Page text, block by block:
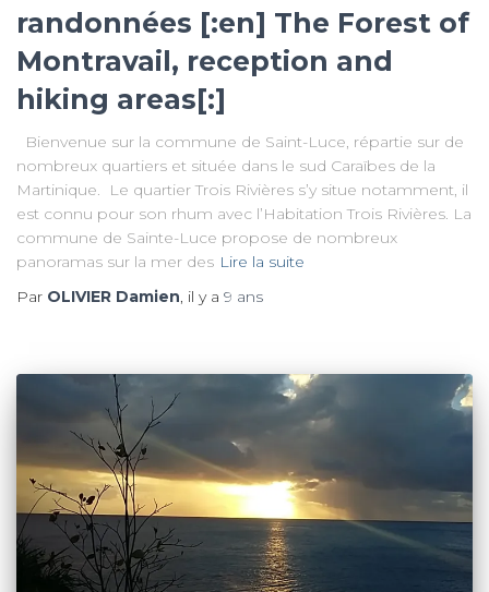
randonnées [:en] The Forest of
Montravail, reception and
hiking areas[:]
Bienvenue sur la commune de Saint-Luce, répartie sur de
nombreux quartiers et située dans le sud Caraïbes de la
Martinique. Le quartier Trois Rivières s’y situe notamment, il
est connu pour son rhum avec l’Habitation Trois Rivières. La
commune de Sainte-Luce propose de nombreux
panoramas sur la mer des Lire la suite
Par OLIVIER Damien, il y a 9 ans